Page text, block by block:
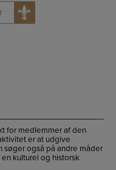
for medlemmer af den
er at udgive
søger også på andre måder
kulturel og historsk